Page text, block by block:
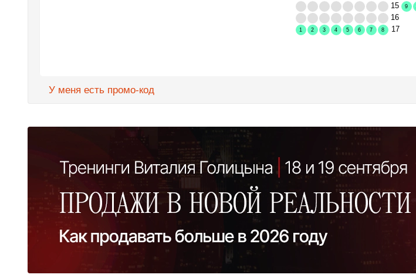
9
1 2 3 4 5 6 7 8
15
16
17
У меня есть промо-код